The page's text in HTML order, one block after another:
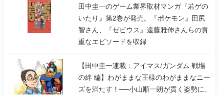
田中圭一のゲーム業界取材マンガ『若ゲの
いたり』第2巻が発売。『ポケモン』田尻
智さん、『ゼビウス』遠藤雅伸さんらの貴
重なエピソードを収録
【田中圭一連載：アイマス/ガンダム 戦場
の絆 編】わがままな王様のわがままなニー
ズを満たす！──小山順一朗が貫く姿勢に、